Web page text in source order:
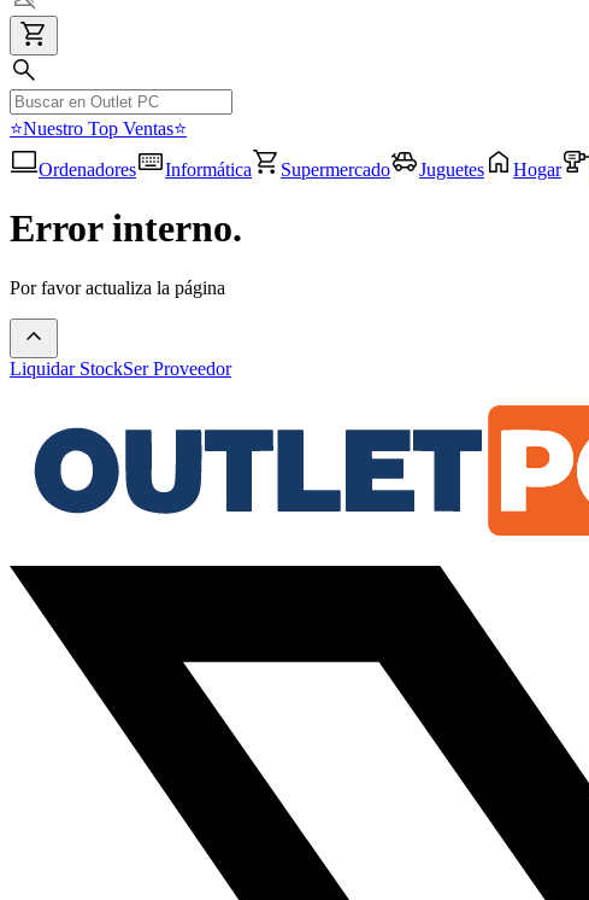
⭐Nuestro Top Ventas⭐
Ordenadores
Informática Supermercado Juguetes Hogar
Error interno.
Por favor actualiza la página
Liquidar StockSer Proveedor